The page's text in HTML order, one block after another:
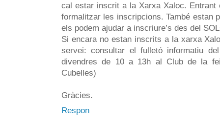
cal estar inscrit a la Xarxa Xaloc. Entrant
formalitzar les inscripcions. També estan
els podem ajudar a inscriure’s des del
Si encara no estan inscrits a la xarxa
servei: consultar el fulletó informatiu
divendres de 10 a 13h al Club de la
Cubelles)
Gràcies.
Respon